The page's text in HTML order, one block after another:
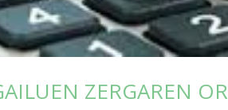
ZERGAREN